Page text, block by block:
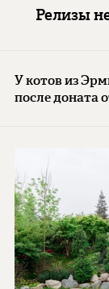
Релизы
У котов из
после доната